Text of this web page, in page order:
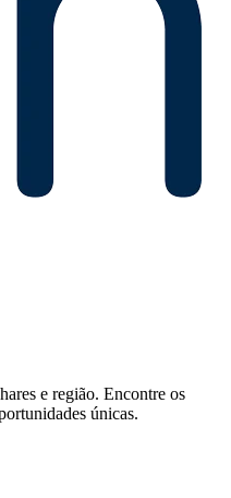
e região. Encontre os
únicas.